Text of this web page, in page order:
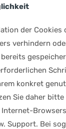
der Cookies
verhindern
konkret
Sie daher
Support. Bei